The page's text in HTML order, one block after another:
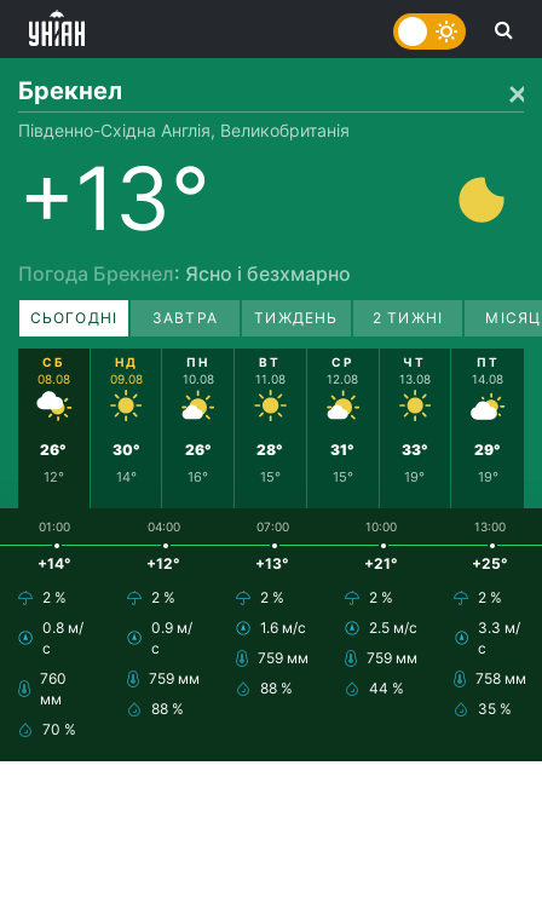
Брекнел
Південно-Східна Англія, Великобританія
+13°
Погода Брекнел: Ясно і безхмарно
СЬОГОДНІ ЗАВТРА ТИЖДЕНЬ 2 ТИЖНІ
СБ
08.08
26°
12°
НД
09.08
30°
14°
ПН
10.08
26°
16°
ВТ
11.08
28°
15°
СР
12.08
31°
15°
ЧТ
13.08
33°
19°
ПТ
14.08
29°
19°
01:00
+14°
2 %
0.8 м/
с
760
мм
70 %
04:00
+12°
2 %
0.9 м/
с
759 мм
88 %
07:00
+13°
2 %
1.6 м/с
759 мм
88 %
10:00
+21°
2 %
2.5 м/с
759 мм
44 %
13:00
+25°
2 %
3.3 м/
с
758 мм
35 %